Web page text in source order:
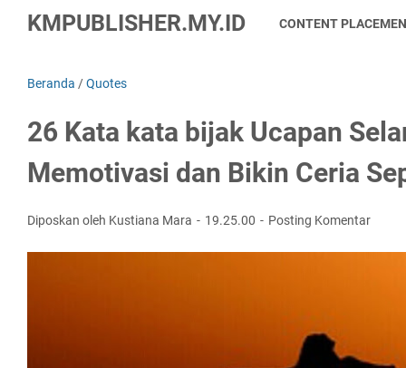
KMPUBLISHER.MY.ID CONTENT
Beranda /Quotes
26 Kata kata bijak Ucapan
Memotivasi dan Bikin Ceria
Diposkan oleh Kustiana Mara 19.25.00 Posting Komentar